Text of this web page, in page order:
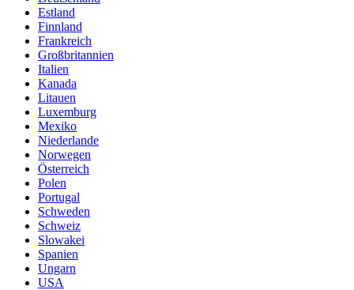
Estland
Finnland
Frankreich
Großbritannien
Italien
Kanada
Litauen
Luxemburg
Mexiko
Niederlande
Norwegen
Österreich
Polen
Portugal
Schweden
Schweiz
Slowakei
Spanien
Ungarn
USA